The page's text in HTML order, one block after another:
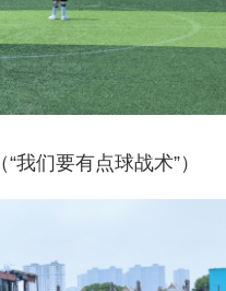
（“我们要有点球战术”）